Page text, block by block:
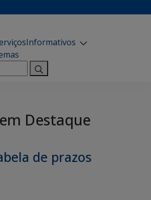
Informativos
Destaque
de prazos